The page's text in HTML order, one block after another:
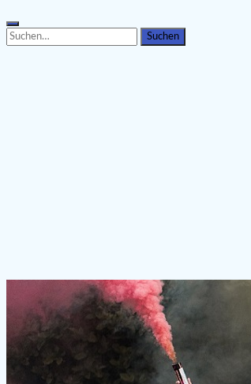
Search
for:
Search